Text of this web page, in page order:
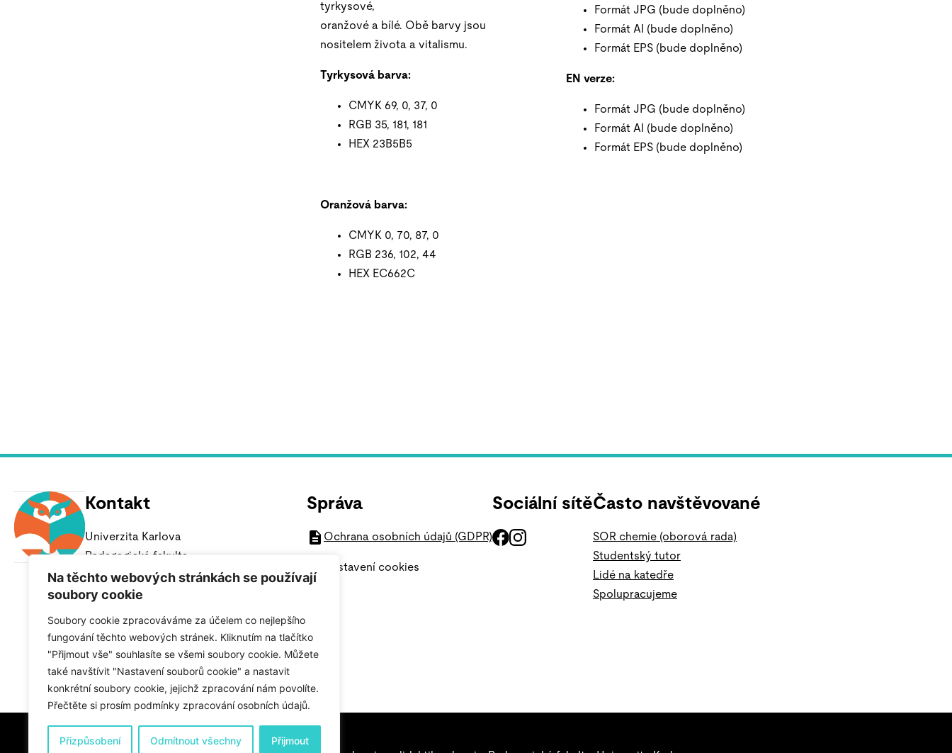
Na těchto webových stránkách se používají
soubory cookie
Soubory cookie zpracováváme za účelem co nejlepšího
fungování těchto webových stránek. Kliknutím na tlačítko
"Přijmout vše" souhlasíte se všemi soubory cookie. Můžete
také navštívit "Nastavení souborů cookie" a nastavit
konkrétní soubory cookie, jejichž zpracování nám povolíte.
Přečtěte si prosím podmínky zpracování osobních údajů.
Přizpůsobení Odmítnout všechny Přijmout
tyrkysové,
oranžové a bílé. Obě barvy jsou
nositelem života a vitalismu.
Tyrkysová barva:
CMYK 69, 0, 37, 0
RGB 35, 181, 181
HEX 23B5B5
Oranžová barva:
CMYK 0, 70, 87, 0
RGB 236, 102, 44
HEX EC662C
Formát JPG (bude doplněno)
Formát AI (bude doplněno)
Formát EPS (bude doplněno)
EN verze:
Formát JPG (bude doplněno)
Formát AI (bude doplněno)
Formát EPS (bude doplněno)
Kontakt
Univerzita Karlova
Pedagogická fakulta
Katedra chemie a didaktiky chemie
M. D. Rettigové 4
eva.pipalova@pedf.cuni.cz
+420 221 900 256 (Aktuálně nedostupné)
Správa
Ochrana osobních údajů (GDPR)
Nastavení cookies
Sociální sítěČasto navštěvované
SOR chemie (oborová rada)
Studentský tutor
Lidé na katedře
Spolupracujeme